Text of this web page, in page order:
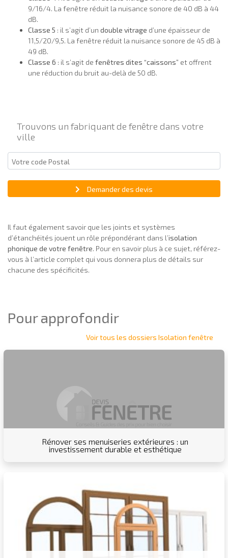
9/16/4. La fenêtre réduit la nuisance sonore de 40 dB à 44
dB.
Classe 5 : il s’agit d’un double vitrage d’une épaisseur de
11,5/20/9,5. La fenêtre réduit la nuisance sonore de 45 dB à
49 dB.
Classe 6 : il s’agit de fenêtres dites “caissons” et offrent
une réduction du bruit au-delà de 50 dB.
Trouvons un fabriquant de fenêtre dans votre
ville
Demander des devis
Il faut également savoir que les joints et systèmes
d’étanchéités jouent un rôle prépondérant dans l’isolation
phonique de votre fenêtre. Pour en savoir plus à ce sujet, référez-
vous à l’article complet qui vous donnera plus de détails sur
chacune des spécificités.
Pour approfondir
Voir tous les dossiers Isolation fenêtre
Rénover ses menuiseries extérieures : un
investissement durable et esthétique